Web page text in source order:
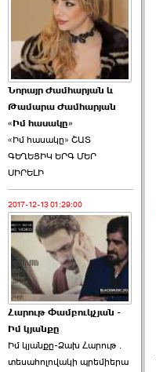
Որպես ընդդիմադիր
ընտրող՝ ›››
Նորայր Ժամհարյան և
Թամարա Ժամհարյան
«Իմ հասակը»
«Իմ հասակը» ՇԱՏ
ԳԵՂԵՑԻԿ ԵՐԳ ՄԵՐ
ՍԻՐԵԼԻ
2017-12-13 01:29:00
Հարութ Փամբուկչյան -
Իմ կյանքը
Իմ կյանքը-Ձախ Հարnւթ․
տեuաhnլnվակի պրեմիերա